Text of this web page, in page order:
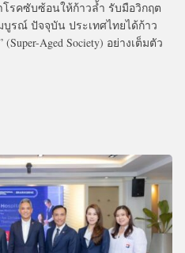
โรคซับซ้อนให้ก้าวล้ำ รับมือวิกฤต
รณ์ ปัจจุบัน ประเทศไทยได้ก้าว
Aged Society) อย่างเต็มตัว